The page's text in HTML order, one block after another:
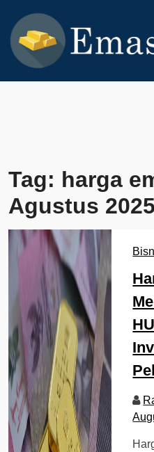
content
EMASNAIK
Topik Seputar Emas
Tag: harga
Agustus 2025